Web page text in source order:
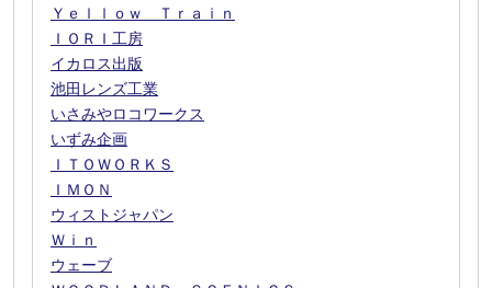
Ｙｅｌｌｏｗ Ｔｒａｉｎ
ＩＯＲＩ工房
イカロス出版
池田レンズ工業
いさみやロコワークス
いずみ企画
ＩＴＯＷＯＲＫＳ
ＩＭＯＮ
ウィストジャパン
Ｗｉｎ
ウェーブ